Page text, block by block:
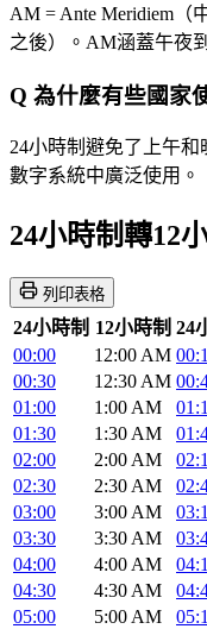
AM = Ante Meridiem（
之後）。AM涵蓋午夜
Q 為什麼有些國家
24小時制避免了上午
數字系統中廣泛使用。
24小時制轉12
列印表格
24小時制 12小時制 24
00:00
12:00 AM
00:30
12:30 AM
01:00
1:00 AM
01:30
1:30 AM
02:00
2:00 AM
02:30
2:30 AM
03:00
3:00 AM
03:30
3:30 AM
04:00
4:00 AM
04:30
4:30 AM
05:00
5:00 AM